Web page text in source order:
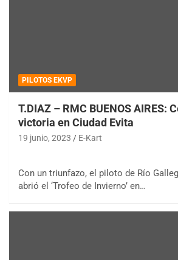
PILOTOS EKVP
T.DIAZ – RMC BUENOS AIRES:
victoria en Ciudad Evita
19 junio, 2023 E-Kart
Con un triunfazo, el piloto de Río
abrió el ‘Trofeo de Invierno’ en…